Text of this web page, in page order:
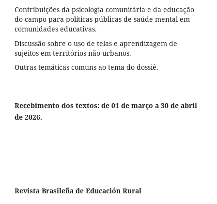
Contribuições da psicologia comunitária e da educação
do campo para políticas públicas de saúde mental em
comunidades educativas.
Discussão sobre o uso de telas e aprendizagem de
sujeitos em territórios não urbanos.
Outras temáticas comuns ao tema do dossiê.
Recebimento dos textos: de 01 de março a 30 de abril
de 2026.
Revista Brasileña de Educación Rural